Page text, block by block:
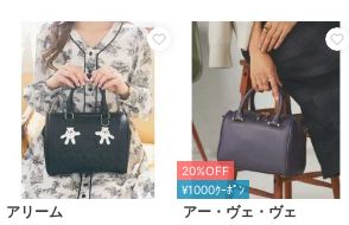
アリーム
20%OFF
¥1000ｸｰﾎﾟﾝ
アー・ヴェ・ヴェ